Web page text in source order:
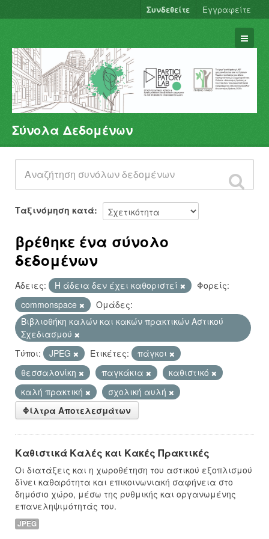
Συνδεθείτε Εγγραφείτε
Σύνολα Δεδομένων
Φορείς
Ομάδες
Σχετικά
Σύνολα Δεδομένων
Ταξινόμηση κατά
βρέθηκε ένα σύνολο
δεδομένων
Άδειες: Η άδεια δεν έχει καθοριστεί
Φορείς:
commonspace
Ομάδες:
Βιβλιοθήκη καλών και κακών πρακτικών Αστικού
Σχεδιασμού
Τύποι:
JPEG Ετικέτες:
πάγκοι
θεσσαλονίκη
παγκάκια
καθιστικό
καλή πρακτική
σχολική αυλή
Φίλτρα Αποτελεσμάτων
Καθιστικά Καλές και Κακές Πρακτικές
Οι διατάξεις και η χωροθέτηση του αστικού εξοπλισμού
δίνει καθαρότητα και επικοινωνιακή σαφήνεια στο
δημόσιο χώρο, μέσω της ρυθμικής και οργανωμένης
επανεληψιμότητάς του.
JPEG